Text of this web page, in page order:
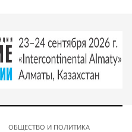
ОБЩЕСТВО И ПОЛИТИКА